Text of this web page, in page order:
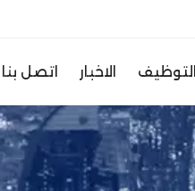
التوظيف الاخبار اتصل بنا